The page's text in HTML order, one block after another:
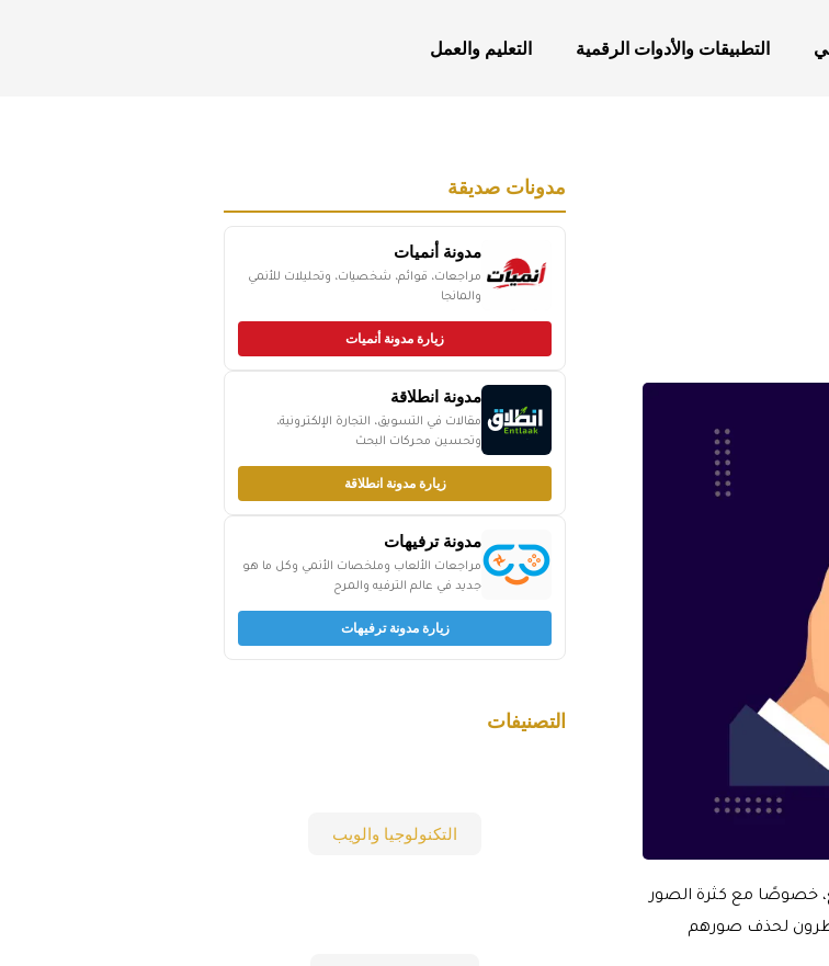
التطبيقات والأدوات الرقمية التعليم والعمل
خصوصًا مع كثرة الصور
لحذف صورهم
مدونات صديقة
مدونة أنميات
مراجعات، قوائم، شخصيات، وتحليلات للأنمي
والمانجا
زيارة مدونة أنميات
مدونة انطلاقة
مقالات في التسويق، التجارة الإلكترونية،
وتحسين محركات البحث
زيارة مدونة انطلاقة
مدونة ترفيهات
مراجعات الألعاب وملخصات الأنمي وكل ما هو
جديد في عالم الترفيه والمرح
زيارة مدونة ترفيهات
التصنيفات
التكنولوجيا والويب